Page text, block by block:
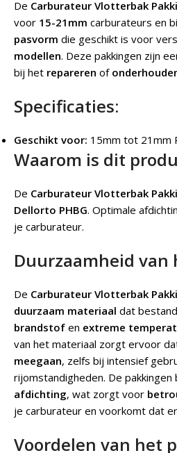
De Carburateur Vlotterbak
voor 15-21mm carburateurs en
pasvorm die geschikt is voor
modellen. Deze pakkingen zijn
bij het repareren of
Specificaties:
Geschikt voor: 15mm tot 21mm
Waarom is dit
De Carburateur Vlotterbak
Dellorto PHBG. Optimale
je carburateur.
Duurzaamheid van
De Carburateur Vlotterbak
duurzaam materiaal dat
brandstof en extreme
van het materiaal zorgt ervoor
meegaan, zelfs bij intensief
rijomstandigheden. De pakkingen
afdichting, wat zorgt voor
je carburateur en voorkomt dat
Voordelen van het